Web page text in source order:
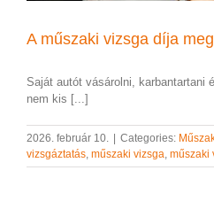
A műszaki vizsga díja
Saját autót vásárolni, karbantartani
nem kis [...]
2026. február 10. Categories:
vizsgáztatás, műszaki vizsga, műszaki